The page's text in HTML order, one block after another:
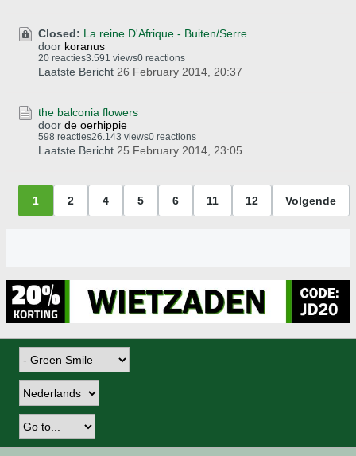
Closed: La reine D'Afrique - Buiten/Serre
door koranus
20 reacties3.591 views0 reactions
Laatste Bericht 26 February 2014, 20:37
the balconia flowers
door de oerhippie
598 reacties26.143 views0 reactions
Laatste Bericht 25 February 2014, 23:05
1 2 4 5 6 11 12 Volgende